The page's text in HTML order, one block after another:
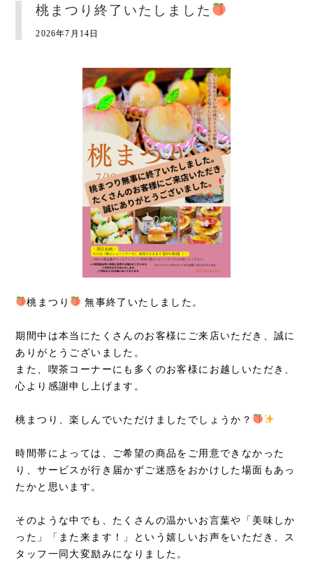
桃まつり終了いたしました
2026年7月14日
桃まつり 無事終了いたしました。
期間中は本当にたくさんのお客様にご来店いただき、誠に
ありがとうございました。
また、喫茶コーナーにも多くのお客様にお越しいただき、
心より感謝申し上げます。
桃まつり、楽しんでいただけましたでしょうか？
時間帯によっては、ご希望の商品をご用意できなかった
り、サービスが行き届かずご迷惑をおかけした場面もあっ
たかと思います。
そのような中でも、たくさんの温かいお言葉や「美味しか
った」「また来ます！」という嬉しいお声をいただき、ス
タッフ一同大変励みになりました。